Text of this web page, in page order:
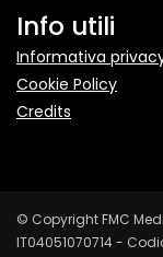
Info utili
Informativa
Cookie Policy
Credits
© Copyright FMC
IT04051070714 -